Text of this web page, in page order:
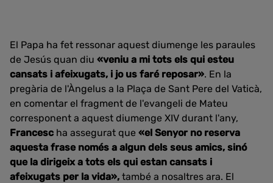
El Papa ha fet ressonar aquest diumenge les paraules
de Jesús quan diu «veniu a mi tots els qui esteu
cansats i afeixugats, i jo us faré reposar». En la
pregària de l'Àngelus a la Plaça de Sant Pere del Vaticà,
en comentar el fragment de l'evangeli de Mateu
corresponent a aquest diumenge XIV durant l'any,
Francesc ha assegurat que «el Senyor no reserva
aquesta frase només a algun dels seus amics, sinó
que la dirigeix ​​a tots els qui estan cansats i
afeixugats per la vida», també a nosaltres ara. El